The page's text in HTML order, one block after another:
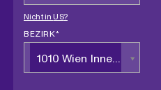
Nicht inUS?
BEZIRK *
1010 Wien Innere Stadt